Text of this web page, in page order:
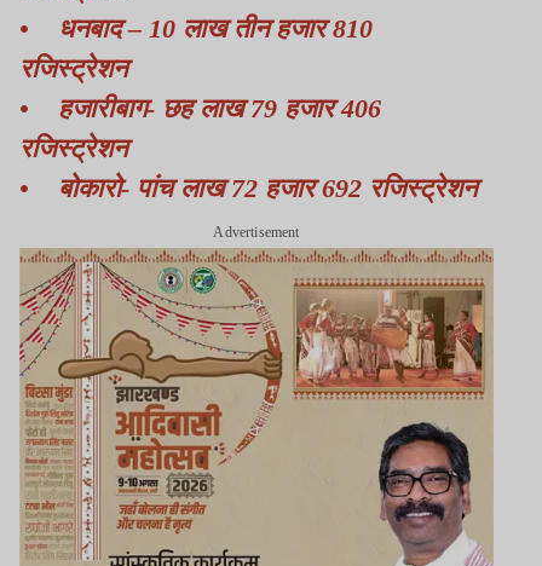
• धनबाद – 10 लाख तीन हजार 810
रजिस्ट्रेशन
• हजारीबाग- छह लाख 79 हजार 406
रजिस्ट्रेशन
• बोकारो- पांच लाख 72 हजार 692 रजिस्ट्रेशन
Advertisement